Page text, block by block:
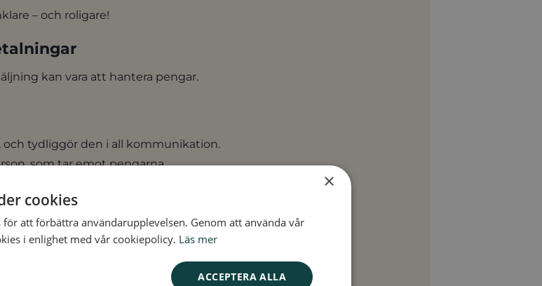
– och roligare!
kan vara att hantera pengar.
och tydliggör den i all kommunikation.
som tar emot pengarna.
kommit in.
känns det för både kunder och säljare.
alltid som planerat – och det är helt okej!
×
cookies
att förbättra användarupplevelsen. Genom att använda vår
i enlighet med vår cookiepolicy. Läs mer
ACCEPTERA ALLA